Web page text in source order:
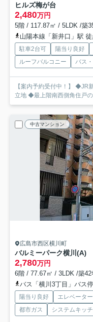
ヒルズ梅が台
2,480万円
5階 / 117.87㎡ / 5LDK /築
山陽本線「新井口」駅
駐車2台可 陽当り良好
ルーフバルコニー
バス
【案内予約受付中！】
立地 ◆最上階南西側角住戸
中古マンション
広島市西区横川町
バルミーパーク横川(A)
2,780万円
6階 / 77.67㎡ / 3LDK /築42
バス「横川3丁目」バス
陽当り良好 エレベーター
都市ガス
システムキッ